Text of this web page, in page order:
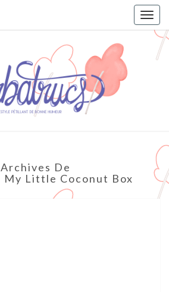
Blog
Lifestyle
Pétillant
De
Archives De
My Little Coconut Box